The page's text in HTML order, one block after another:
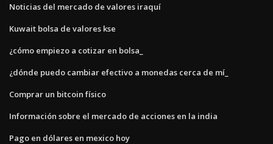
Noticias del mercado de valores iraquí
Kuwait bolsa de valores kse
¿cómo empiezo a cotizar en bolsa_
¿dónde puedo cambiar efectivo a monedas cerca de mí_
Comprar un bitcoin físico
Información sobre el mercado de acciones en la india
Pago en dólares en mexico hoy